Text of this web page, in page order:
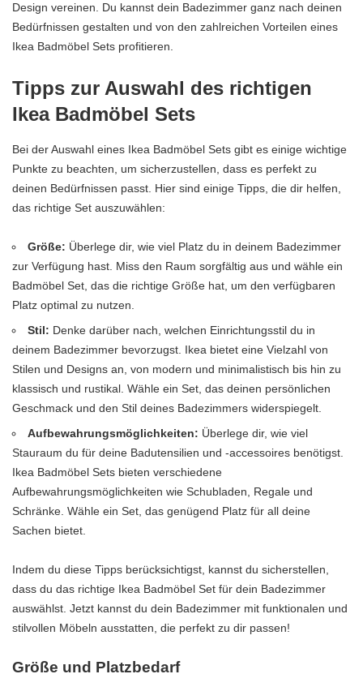
Design vereinen. Du kannst dein Badezimmer ganz nach deinen
Bedürfnissen gestalten und von den zahlreichen Vorteilen eines
Ikea Badmöbel Sets profitieren.
Tipps zur Auswahl des richtigen
Ikea Badmöbel Sets
Bei der Auswahl eines Ikea Badmöbel Sets gibt es einige wichtige
Punkte zu beachten, um sicherzustellen, dass es perfekt zu
deinen Bedürfnissen passt. Hier sind einige Tipps, die dir helfen,
das richtige Set auszuwählen:
Größe: Überlege dir, wie viel Platz du in deinem Badezimmer
zur Verfügung hast. Miss den Raum sorgfältig aus und wähle ein
Badmöbel Set, das die richtige Größe hat, um den verfügbaren
Platz optimal zu nutzen.
Stil: Denke darüber nach, welchen Einrichtungsstil du in
deinem Badezimmer bevorzugst. Ikea bietet eine Vielzahl von
Stilen und Designs an, von modern und minimalistisch bis hin zu
klassisch und rustikal. Wähle ein Set, das deinen persönlichen
Geschmack und den Stil deines Badezimmers widerspiegelt.
Aufbewahrungsmöglichkeiten: Überlege dir, wie viel
Stauraum du für deine Badutensilien und -accessoires benötigst.
Ikea Badmöbel Sets bieten verschiedene
Aufbewahrungsmöglichkeiten wie Schubladen, Regale und
Schränke. Wähle ein Set, das genügend Platz für all deine
Sachen bietet.
Indem du diese Tipps berücksichtigst, kannst du sicherstellen,
dass du das richtige Ikea Badmöbel Set für dein Badezimmer
auswählst. Jetzt kannst du dein Badezimmer mit funktionalen und
stilvollen Möbeln ausstatten, die perfekt zu dir passen!
Größe und Platzbedarf